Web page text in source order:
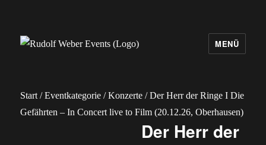
MENÜ
Start /Eventkategorie /Konzerte / Der Herr der Ringe I Die
Gefährten – In Concert live to Film (20.12.26, Oberhausen)
Der Herr der